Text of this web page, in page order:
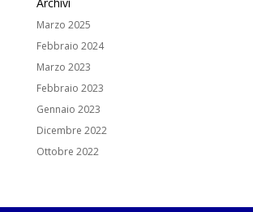
Marzo 2025
Febbraio 2024
Marzo 2023
Febbraio 2023
Gennaio 2023
Dicembre 2022
Ottobre 2022